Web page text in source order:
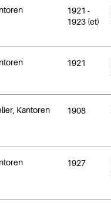
1921 -
1923 (et)
1921
Kantoren 1908
1927